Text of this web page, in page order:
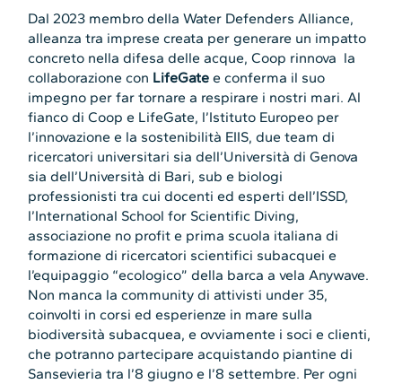
Dal 2023 membro della Water Defenders Alliance,
alleanza tra imprese creata per generare un impatto
concreto nella difesa delle acque, Coop rinnova la
collaborazione con LifeGate e conferma il suo
impegno per far tornare a respirare i nostri mari. Al
fianco di Coop e LifeGate, l’Istituto Europeo per
l’innovazione e la sostenibilità EIIS, due team di
ricercatori universitari sia dell’Università di Genova
sia dell’Università di Bari, sub e biologi
professionisti tra cui docenti ed esperti dell’ISSD,
l’International School for Scientific Diving,
associazione no profit e prima scuola italiana di
formazione di ricercatori scientifici subacquei e
l’equipaggio “ecologico” della barca a vela Anywave.
Non manca la community di attivisti under 35,
coinvolti in corsi ed esperienze in mare sulla
biodiversità subacquea, e ovviamente i soci e clienti,
che potranno partecipare acquistando piantine di
Sansevieria tra l’8 giugno e l’8 settembre. Per ogni